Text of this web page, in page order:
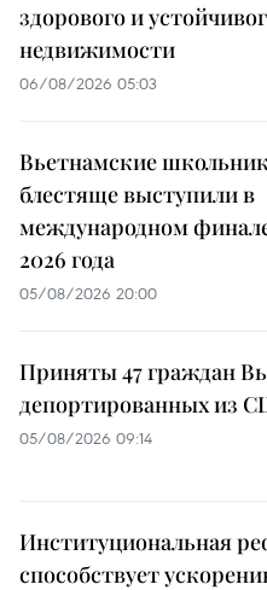
здорового и
недвижимости
06/08/2026 05:03
Вьетнамские
блестяще выступили в
международном
2026 года
05/08/2026 20:00
Приняты 47 граждан
депортированных из
05/08/2026 09:14
Институциональная
способствует